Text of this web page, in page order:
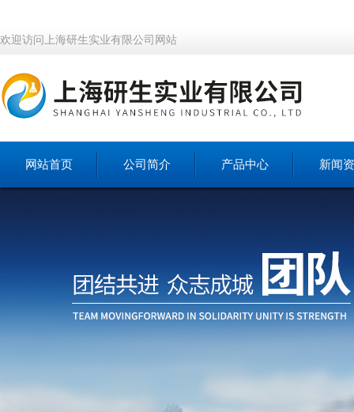
欢迎访问上海研生实业有限公司网站
网站首页 公司简介 产品中心 新闻